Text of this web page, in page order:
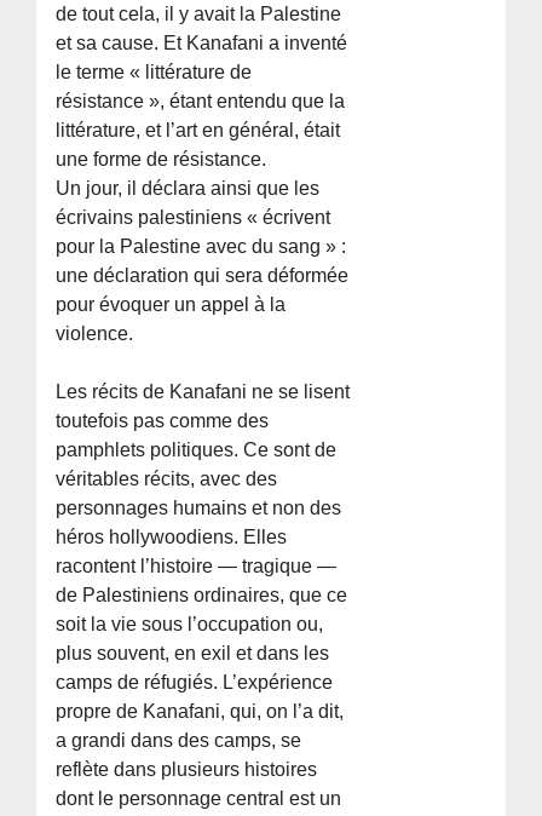
de tout cela, il y avait la Palestine
et sa cause. Et Kanafani a inventé
le terme « littérature de
résistance », étant entendu que la
littérature, et l’art en général, était
une forme de résistance.
Un jour, il déclara ainsi que les
écrivains palestiniens « écrivent
pour la Palestine avec du sang » :
une déclaration qui sera déformée
pour évoquer un appel à la
violence.
Les récits de Kanafani ne se lisent
toutefois pas comme des
pamphlets politiques. Ce sont de
véritables récits, avec des
personnages humains et non des
héros hollywoodiens. Elles
racontent l’histoire — tragique —
de Palestiniens ordinaires, que ce
soit la vie sous l’occupation ou,
plus souvent, en exil et dans les
camps de réfugiés. L’expérience
propre de Kanafani, qui, on l’a dit,
a grandi dans des camps, se
reflète dans plusieurs histoires
dont le personnage central est un